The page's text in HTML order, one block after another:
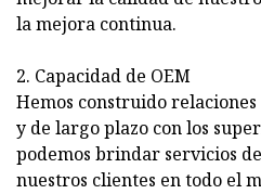
la mejora continua.
2. Capacidad de OEM
Hemos construido
y de largo plazo con los
podemos brindar servicios
nuestros clientes en todo el